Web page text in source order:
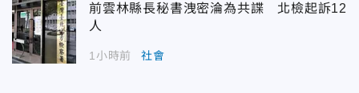
前雲林縣長秘書洩密淪為共諜 北檢起訴12
人
1小時前 社會